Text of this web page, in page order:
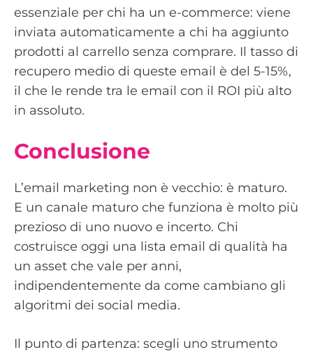
essenziale per chi ha un e-commerce: viene
inviata automaticamente a chi ha aggiunto
prodotti al carrello senza comprare. Il tasso di
recupero medio di queste email è del 5-15%,
il che le rende tra le email con il ROI più alto
in assoluto.
Conclusione
L’email marketing non è vecchio: è maturo.
E un canale maturo che funziona è molto più
prezioso di uno nuovo e incerto. Chi
costruisce oggi una lista email di qualità ha
un asset che vale per anni,
indipendentemente da come cambiano gli
algoritmi dei social media.
Il punto di partenza: scegli uno strumento